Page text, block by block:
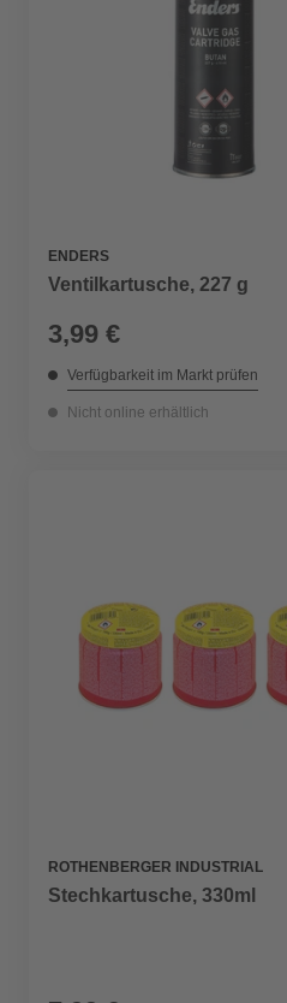
ENDERS
Ventilkartusche, 227 g
3,99 €
Verfügbarkeit im Markt prüfen
Nicht online erhältlich
ROTHENBERGER INDUSTRIAL
Stechkartusche, 330ml